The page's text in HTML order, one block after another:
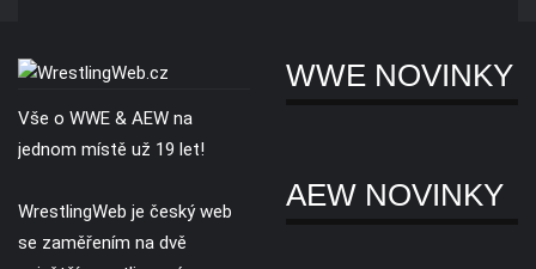
Vše o WWE & AEW na
jednom místě už 19 let!
WrestlingWeb je český web
se zaměřením na dvě
WWE NOVINKY
AEW NOVINKY